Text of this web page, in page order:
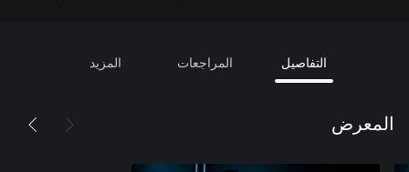
التفاصيل المراجعات المزيد
المعرض